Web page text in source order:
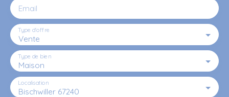
Email
Vente
Type d'offre
Maison
Type de bien
Bischwiller 67240
Localisation